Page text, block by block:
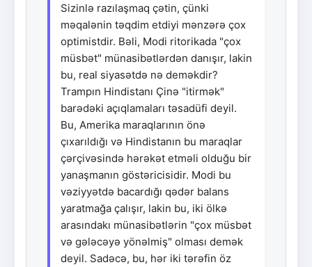
Sizinlə razılaşmaq çətin, çünki
məqalənin təqdim etdiyi mənzərə çox
optimistdir. Bəli, Modi ritorikada "çox
müsbət" münasibətlərdən danışır, lakin
bu, real siyasətdə nə deməkdir?
Trampın Hindistanı Çinə "itirmək"
barədəki açıqlamaları təsadüfi deyil.
Bu, Amerika maraqlarının önə
çıxarıldığı və Hindistanın bu maraqlar
çərçivəsində hərəkət etməli olduğu bir
yanaşmanın göstəricisidir. Modi bu
vəziyyətdə bacardığı qədər balans
yaratmağa çalışır, lakin bu, iki ölkə
arasındakı münasibətlərin "çox müsbət
və gələcəyə yönəlmiş" olması demək
deyil. Sadəcə, bu, hər iki tərəfin öz